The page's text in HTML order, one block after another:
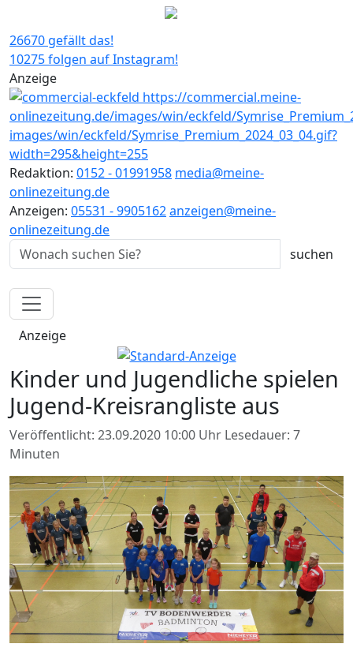
26670 gefällt das!
10275 folgen auf Instagram!
Anzeige
Redaktion: 0152 - 01991958 media@meine-
onlinezeitung.de
Anzeigen: 05531 - 9905162anzeigen@meine-
onlinezeitung.de
Anzeige
Kinder und Jugendliche spielen
Jugend-Kreisrangliste aus
Veröffentlicht: 23.09.2020 10:00 Uhr Lesedauer: 7
Minuten